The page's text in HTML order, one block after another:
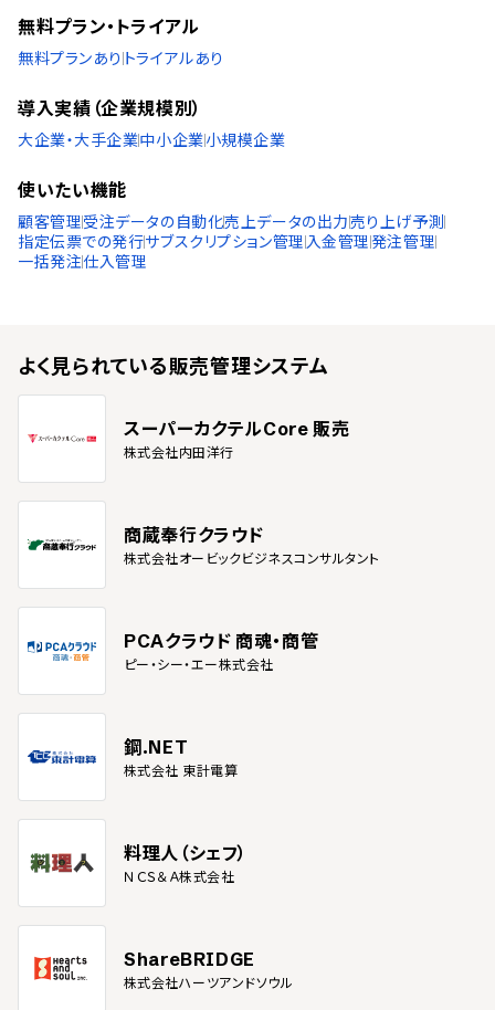
無料プラン・トライアル
無料プランあり トライアルあり
導入実績（企業規模別）
大企業・大手企業中小企業小規模企業
使いたい機能
顧客管理受注データの自動化売上データの出力売り上げ予測
指定伝票での発行サブスクリプション管理入金管理発注管理
一括発注仕入管理
よく見られている販売管理システム
スーパーカクテルCore 販売
株式会社内田洋行
商蔵奉行クラウド
株式会社オービックビジネスコンサルタント
PCAクラウド 商魂・商管
ピー・シー・エー株式会社
鋼.NET
株式会社 東計電算
料理人（シェフ）
ＮＣＳ＆Ａ株式会社
ShareBRIDGE
株式会社ハーツアンドソウル